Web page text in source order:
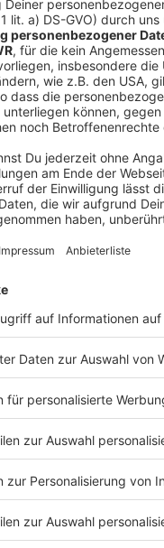
Für die Menschen vor
Duisburgs Stadtdirektor
„Hier brennt der Baum“,
Landtagsstudios. Bereits
Geld ausgekommen
„Wir reden über
mitunter Kita-
städtische Services
Nach Angaben des
Schieflage
Prozent der Haushalte
als die Ausgaben.
Dabei, so Murrack,
Leistungen wie Kultur,
seinen Angaben nur
dass hier wirklich Bund
Kommunen fordern